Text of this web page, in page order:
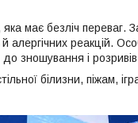
має безліч
алергічних реакцій.
до зношування і
білизни, піжам,